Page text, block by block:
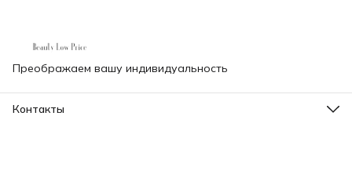
Преображаем вашу индивидуальность
Контакты